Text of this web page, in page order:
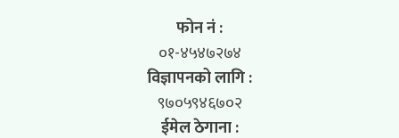
फोन नं :
०१-४५४७२७४
विज्ञापनको लागि :
९७०५९४६७०२
ईमेल ठेगाना :